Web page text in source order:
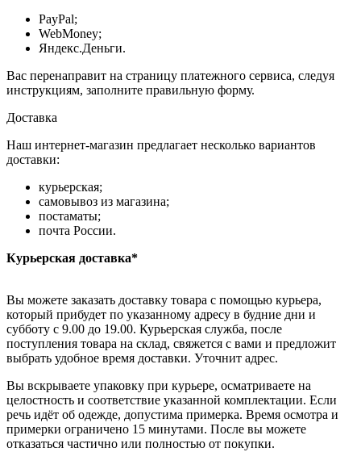
PayPal;
WebMoney;
Яндекс.Деньги.
Вас перенаправит на страницу платежного сервиса, следуя
инструкциям, заполните правильную форму.
Доставка
Наш интернет-магазин предлагает несколько вариантов
доставки:
курьерская;
самовывоз из магазина;
постаматы;
почта России.
Курьерская доставка*
Вы можете заказать доставку товара с помощью курьера,
который прибудет по указанному адресу в будние дни и
субботу с 9.00 до 19.00. Курьерская служба, после
поступления товара на склад, свяжется с вами и предложит
выбрать удобное время доставки. Уточнит адрес.
Вы вскрываете упаковку при курьере, осматриваете на
целостность и соответствие указанной комплектации. Если
речь идёт об одежде, допустима примерка. Время осмотра и
примерки ограничено 15 минутами. После вы можете
отказаться частично или полностью от покупки.